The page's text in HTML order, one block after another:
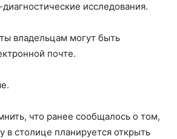
исследования.
владельцам могут быть
почте.
что ранее сообщалось о том,
в столице планируется открыть